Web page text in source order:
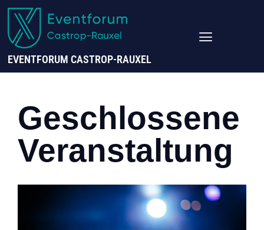
EVENTFORUM CASTROP-RAUXEL
Geschlossene
Veranstaltung